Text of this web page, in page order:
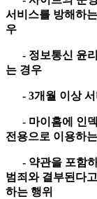
서비스를 방해하
우
- 정보통신 윤리
는 경우
- 3개월 이상 서
- 마이홈에 인덱
전용으로 이용하
- 약관을 포함하
범죄와 결부된다
하는 행위